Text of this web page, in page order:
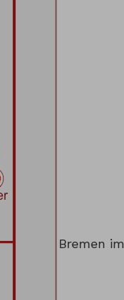
Bremen im